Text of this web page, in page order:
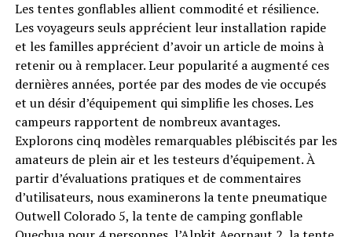
Les tentes gonflables allient commodité et résilience.
Les voyageurs seuls apprécient leur installation rapide
et les familles apprécient d’avoir un article de moins à
retenir ou à remplacer. Leur popularité a augmenté ces
dernières années, portée par des modes de vie occupés
et un désir d’équipement qui simplifie les choses. Les
campeurs rapportent de nombreux avantages.
Explorons cinq modèles remarquables plébiscités par les
amateurs de plein air et les testeurs d’équipement. À
partir d’évaluations pratiques et de commentaires
d’utilisateurs, nous examinerons la tente pneumatique
Outwell Colorado 5, la tente de camping gonflable